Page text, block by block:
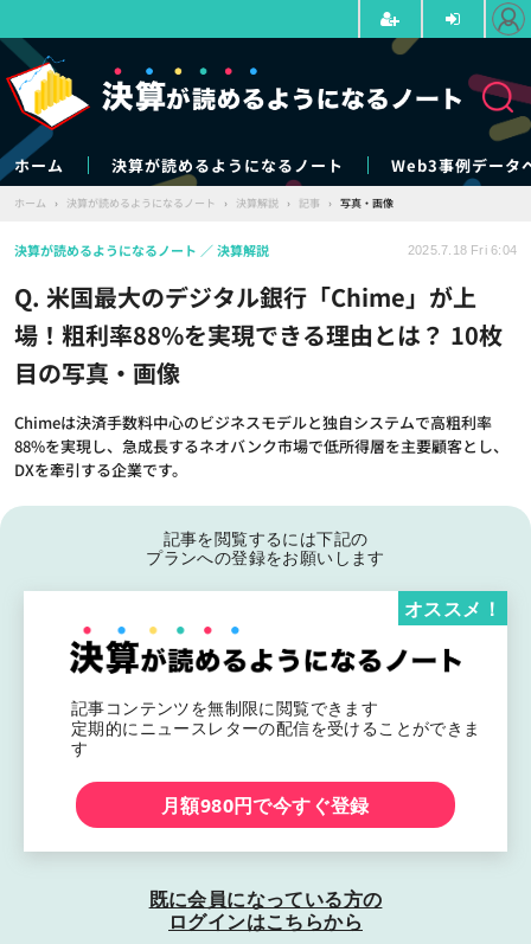
ホーム 決算が読めるようになるノート Web3事例データ
ホーム › 決算が読めるようになるノート › 決算解説 › 記事 › 写真・画像
Q. 米国最大のデジタル銀行「Chime」が上
場！粗利率88%を実現できる理由とは？ 10枚
目の写真・画像
Chimeは決済手数料中心のビジネスモデルと独自システムで高粗利率
88%を実現し、急成長するネオバンク市場で低所得層を主要顧客とし、
DXを牽引する企業です。
決算が読めるようになるノート 決算解説 2025.7.18 Fri 6:04
記事を閲覧するには下記の
プランへの登録をお願いします
記事コンテンツを無制限に閲覧できます
定期的にニュースレターの配信を受けることができま
す
オススメ！
月額980円で今すぐ登録
既に会員になっている方の
ログインはこちらから